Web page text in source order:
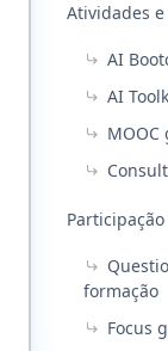
Atividades
AI
AI
MOOC
formação
Focus